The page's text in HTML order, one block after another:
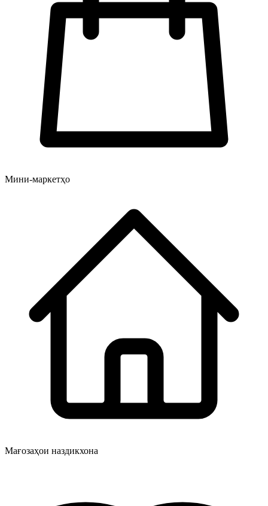
Мини-маркетҳо
Мағозаҳои наздикхона